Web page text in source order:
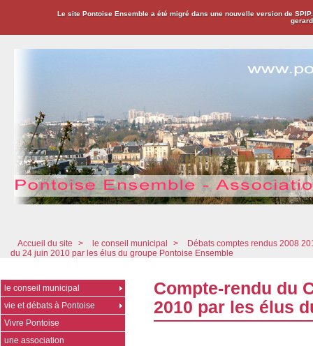
Le site Pontoise Ensemble a été migré dans une nouvelle version de
Accueil du site > le conseil municipal >
Débats comptes rendus 2008
du 24 juin 2010 par les élus du groupe Pontoise Ensemble
Compte-rendu du
2010 par les élus
le conseil municipal
vie et débats à Pontoise
Vivre Pontoise
une association